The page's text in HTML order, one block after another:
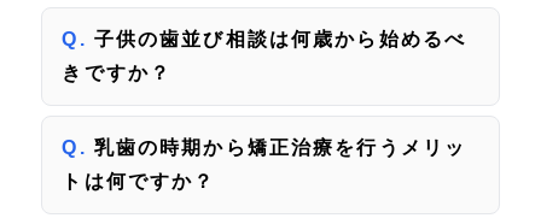
子供の歯並び相談は何歳から始めるべ
きですか？
乳歯の時期から矯正治療を行うメリッ
トは何ですか？